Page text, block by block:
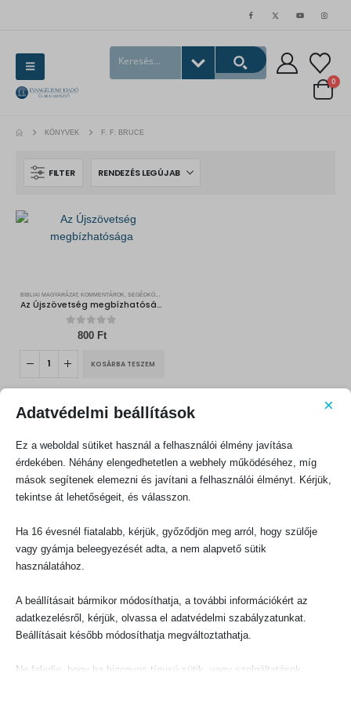
0
KÖNYVEK F. F. BRUCE
FILTER
BIBLIAI MAGYARÁZAT, KOMMENTÁROK, SEGÉDKÖNYVEK
Az Újszövetség megbízhatósága
out of 5
800 Ft
KOSÁRBA TESZEM
KAPCSOLATFELVÉTEL
CÍM:
1066 Budapest, Ó utca 16.
TELEFON:
EMAIL:
rendeles@evangeliumikiado.hu
Adatvédelmi beállítások ×
Ez a weboldal sütiket használ a felhasználói élmény javítása
érdekében. Néhány elengedhetetlen a webhely működéséhez, míg
mások segítenek elemezni és javítani a felhasználói élményt. Kérjük,
tekintse át lehetőségeit, és válasszon.
Ha 16 évesnél fiatalabb, kérjük, győződjön meg arról, hogy szülője
vagy gyámja beleegyezését adta, a nem alapvető sütik
használatához.
A beállításait bármikor módosíthatja, a további információkért az
adatkezelésről, kérjük, olvassa el adatvédelmi szabályzatunkat.
Beállításait később módosíthatja megváltoztathatja.
Ne feledje, hogy ha bizonyos típusú sütik, vagy szolgáltatások